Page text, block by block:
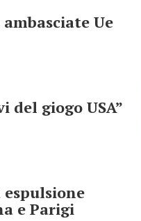
Ue
del giogo USA”
e Parigi